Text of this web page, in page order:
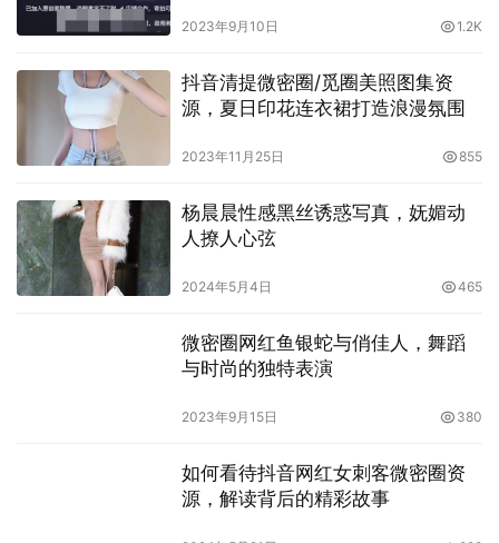
2023年9月10日 1.2K
抖音清提微密圈/觅圈美照图集资
源，夏日印花连衣裙打造浪漫氛围
2023年11月25日 855
杨晨晨性感黑丝诱惑写真，妩媚动
人撩人心弦
2024年5月4日 465
微密圈网红鱼银蛇与俏佳人，舞蹈
与时尚的独特表演
2023年9月15日 380
如何看待抖音网红女刺客微密圈资
源，解读背后的精彩故事